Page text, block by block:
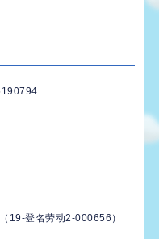
19-登名劳动2-000656）